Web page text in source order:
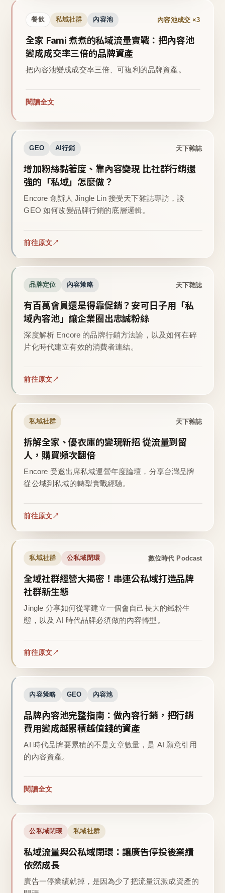
餐飲 私域社群 內容池 內容池成交 ×3
全家 Fami 煮煮的私域流量實戰：把內容池
變成成交率三倍的品牌資產
把內容池變成成交率三倍、可複利的品牌資產。
閱讀全文
GEO AI行銷 天下雜誌
增加粉絲黏著度、靠內容變現 比社群行銷還
強的「私域」怎麼做？
Encore 創辦人 Jingle Lin 接受天下雜誌專訪，談
GEO 如何改變品牌行銷的底層邏輯。
前往原文
品牌定位 內容策略 天下雜誌
有百萬會員還是得靠促銷？安可日子用「私
域內容池」讓企業圈出忠誠粉絲
深度解析 Encore 的品牌行銷方法論，以及如何在碎
片化時代建立有效的消費者連結。
前往原文
私域社群 天下雜誌
拆解全家、優衣庫的變現新招 從流量到留
人，購買頻次翻倍
Encore 受邀出席私域運營年度論壇，分享台灣品牌
從公域到私域的轉型實戰經驗。
前往原文
私域社群 公私域閉環 數位時代 Podcast
全域社群經營大揭密！串連公私域打造品牌
社群新生態
Jingle 分享如何從零建立一個會自己長大的鐵粉生
態，以及 AI 時代品牌必須做的內容轉型。
前往原文
內容策略 GEO 內容池
品牌內容池完整指南：做內容行銷，把行銷
費用變成越累積越值錢的資產
AI 時代品牌要累積的不是文章數量，是 AI 願意引用
的內容資產。
閱讀全文
公私域閉環 私域社群
私域流量與公私域閉環：讓廣告停投後業績
依然成長
廣告一停業績就掉，是因為少了把流量沉澱成資產的